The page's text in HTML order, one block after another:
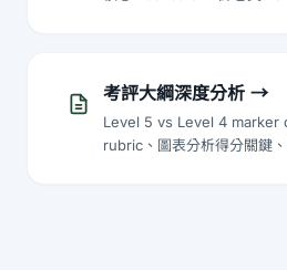
考評大綱深度分析 →
Level 5 vs Level 4 marker
rubric、圖表分析得分關鍵